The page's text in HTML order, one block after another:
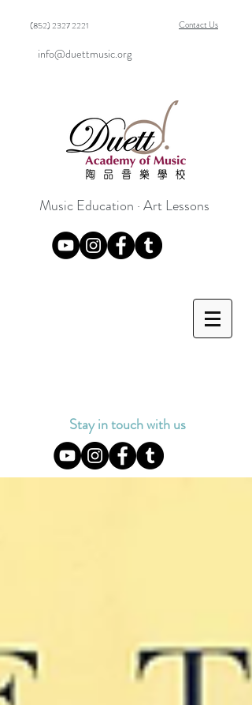
Contact Us
(852) 2327 2221
info@duettmusic.org
Music Education · Art Lessons
Stay in touch with us